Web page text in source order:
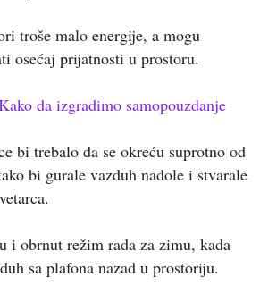
troše malo energije, a mogu
osećaj prijatnosti u prostoru.
da izgradimo samopouzdanje
bi trebalo da se okreću suprotno od
bi gurale vazduh nadole i stvarale
i obrnut režim rada za zimu, kada
sa plafona nazad u prostoriju.